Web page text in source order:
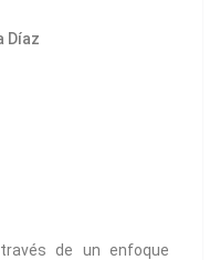
Díaz
de un enfoque